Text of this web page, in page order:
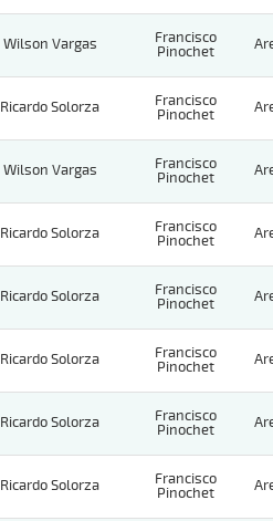
Wilson Vargas
Francisco
Pinochet
Ricardo Solorza
Francisco
Pinochet
Wilson Vargas
Francisco
Pinochet
Ricardo Solorza
Francisco
Pinochet
Ricardo Solorza
Francisco
Pinochet
Ricardo Solorza
Francisco
Pinochet
Ricardo Solorza
Francisco
Pinochet
Ricardo Solorza
Francisco
Pinochet